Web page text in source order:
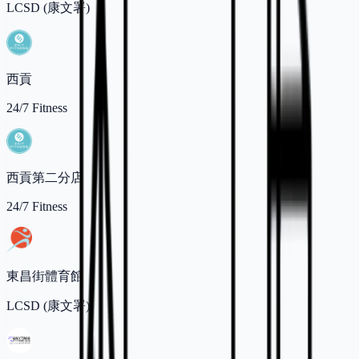
LCSD (康文署)
西貢
24/7 Fitness
西貢第二分店
24/7 Fitness
東昌街體育館
LCSD (康文署)